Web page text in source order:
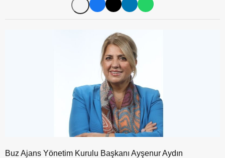
Buz Ajans Yönetim Kurulu Başkanı Ayşenur Aydın